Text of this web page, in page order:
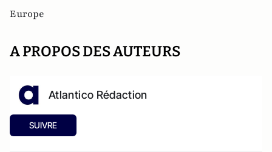
Europe
A PROPOS DES AUTEURS
Atlantico Rédaction
SUIVRE